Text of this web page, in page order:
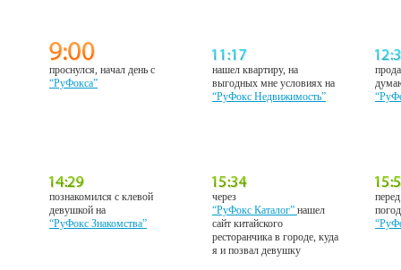
проснулся, начал день с
“РуФокса”
нашел квартиру, на
выгодных мне условиях на
“РуФокс Недвижимость”
познакомился с клевой
девушкой на
“РуФокс Знакомства”
через
“РуФокс Каталог”нашел
сайт китайского
ресторанчика в городе, куда
я и позвал девушку